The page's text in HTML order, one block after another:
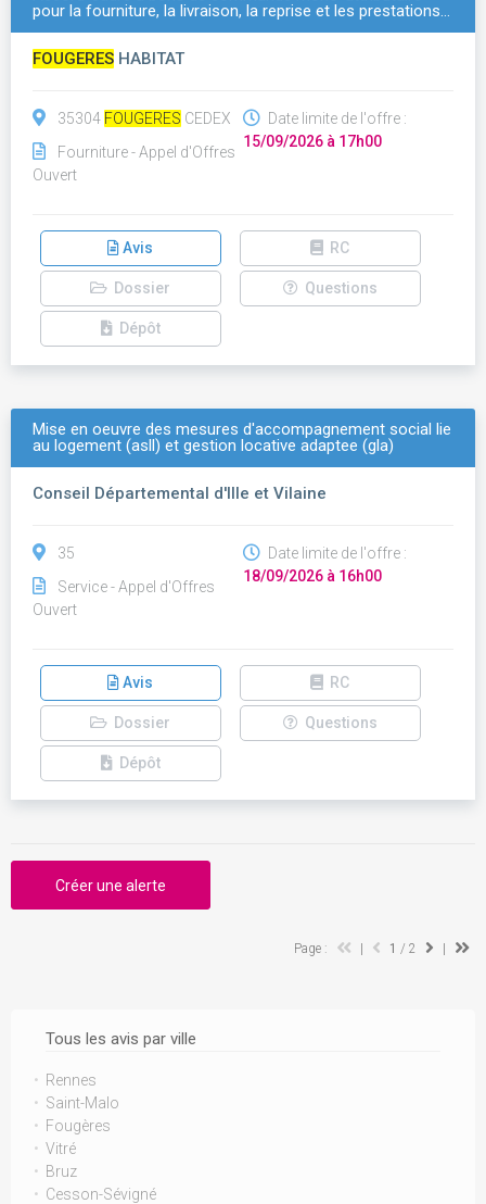
Tous les avis par ville
Rennes
Saint-Malo
Fougères
Vitré
Bruz
Cesson-Sévigné
pour la fourniture, la livraison, la reprise et les prestations…
FOUGERES HABITAT
35304 FOUGERES CEDEX
Fourniture - Appel d'Offres
Ouvert
Date limite de l'offre :
15/09/2026 à 17h00
Avis RC
Dossier Questions
Dépôt
Mise en oeuvre des mesures d'accompagnement social lie
au logement (asll) et gestion locative adaptee (gla)
Conseil Départemental d'Ille et Vilaine
35
Service - Appel d'Offres
Ouvert
Date limite de l'offre :
18/09/2026 à 16h00
Avis RC
Dossier Questions
Dépôt
Créer une alerte
Page : 1 / 2